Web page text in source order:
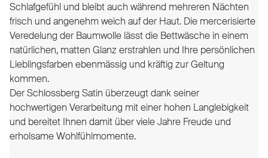
Schlafgefühl und bleibt auch während mehreren Nächten
frisch und angenehm weich auf der Haut. Die mercerisierte
Veredelung der Baumwolle lässt die Bettwäsche in einem
natürlichen, matten Glanz erstrahlen und Ihre persönlichen
Lieblingsfarben ebenmässig und kräftig zur Geltung
kommen.
Der Schlossberg Satin überzeugt dank seiner
hochwertigen Verarbeitung mit einer hohen Langlebigkeit
und bereitet Ihnen damit über viele Jahre Freude und
erholsame Wohlfühlmomente.